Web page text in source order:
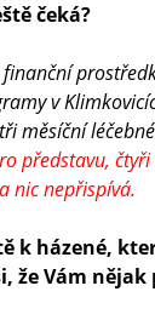
čeká?
v
měsíční
představu,
nic nepřispívá.
k házené,
že Vám